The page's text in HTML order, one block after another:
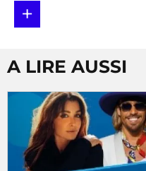
+
A LIRE AUSSI